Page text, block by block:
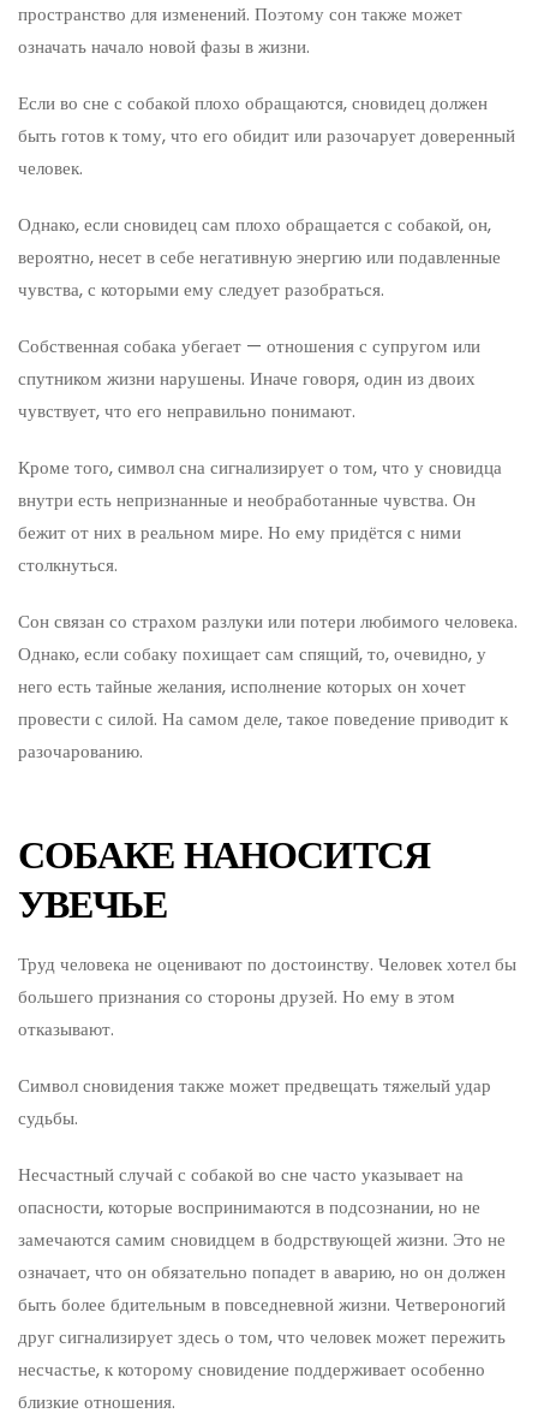
пространство для изменений. Поэтому сон также может
означать начало новой фазы в жизни.
Если во сне с собакой плохо обращаются, сновидец должен
быть готов к тому, что его обидит или разочарует доверенный
человек.
Однако, если сновидец сам плохо обращается с собакой, он,
вероятно, несет в себе негативную энергию или подавленные
чувства, с которыми ему следует разобраться.
Собственная собака убегает — отношения с супругом или
спутником жизни нарушены. Иначе говоря, один из двоих
чувствует, что его неправильно понимают.
Кроме того, символ сна сигнализирует о том, что у сновидца
внутри есть непризнанные и необработанные чувства. Он
бежит от них в реальном мире. Но ему придётся с ними
столкнуться.
Сон связан со страхом разлуки или потери любимого человека.
Однако, если собаку похищает сам спящий, то, очевидно, у
него есть тайные желания, исполнение которых он хочет
провести с силой. На самом деле, такое поведение приводит к
разочарованию.
СОБАКЕ НАНОСИТСЯ
УВЕЧЬЕ
Труд человека не оценивают по достоинству. Человек хотел бы
большего признания со стороны друзей. Но ему в этом
отказывают.
Символ сновидения также может предвещать тяжелый удар
судьбы.
Несчастный случай с собакой во сне часто указывает на
опасности, которые воспринимаются в подсознании, но не
замечаются самим сновидцем в бодрствующей жизни. Это не
означает, что он обязательно попадет в аварию, но он должен
быть более бдительным в повседневной жизни. Четвероногий
друг сигнализирует здесь о том, что человек может пережить
несчастье, к которому сновидение поддерживает особенно
близкие отношения.